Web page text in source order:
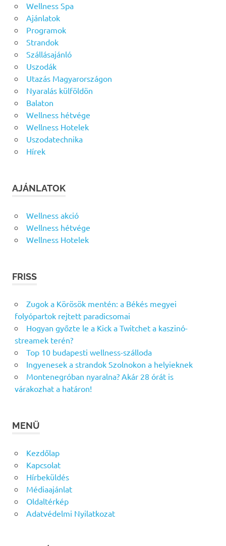
Wellness Spa
Ajánlatok
Programok
Strandok
Szállásajánló
Uszodák
Utazás Magyarországon
Nyaralás külföldön
Balaton
Wellness hétvége
Wellness Hotelek
Uszodatechnika
Hírek
AJÁNLATOK
Wellness akció
Wellness hétvége
Wellness Hotelek
FRISS
Zugok a Körösök mentén: a Békés megyei
folyópartok rejtett paradicsomai
Hogyan győzte le a Kick a Twitchet a kaszinó-
streamek terén?
Top 10 budapesti wellness-szálloda
Ingyenesek a strandok Szolnokon a helyieknek
Montenegróban nyaralna? Akár 28 órát is
várakozhat a határon!
MENÜ
Kezdőlap
Kapcsolat
Hírbeküldés
Médiaajánlat
Oldaltérkép
Adatvédelmi Nyilatkozat